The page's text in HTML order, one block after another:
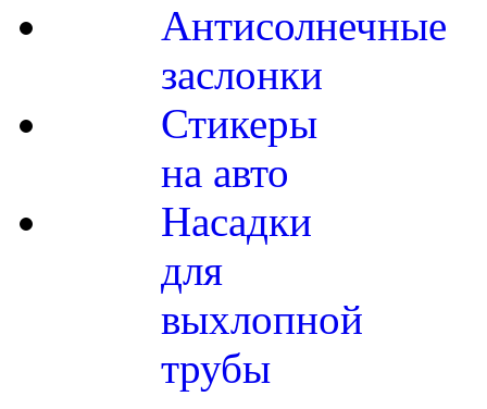
Антисолнечные
заслонки
Стикеры
на авто
Насадки
для
выхлопной
трубы